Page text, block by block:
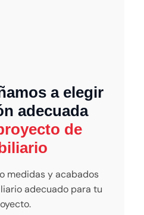
a elegir
adecuada
de
medidas y acabados
adecuado para tu